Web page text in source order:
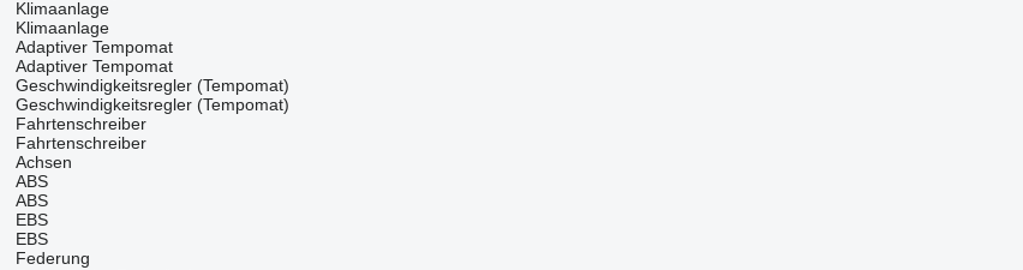
Klimaanlage
Klimaanlage
Adaptiver Tempomat
Adaptiver Tempomat
Geschwindigkeitsregler (Tempomat)
Geschwindigkeitsregler (Tempomat)
Fahrtenschreiber
Fahrtenschreiber
Achsen
ABS
ABS
EBS
EBS
Federung